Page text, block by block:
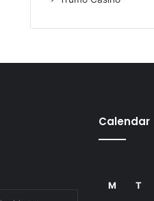
Calendar
M T